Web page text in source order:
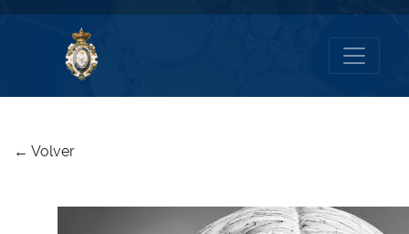
← Volver